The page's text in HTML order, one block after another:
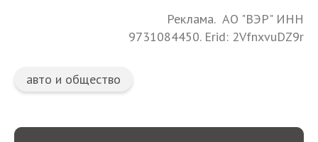
Реклама. АО "ВЭР" ИНН
9731084450. Erid: 2VfnxvuDZ9r
авто и общество